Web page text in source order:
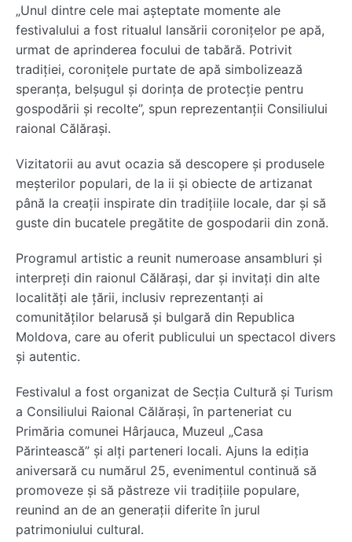
„Unul dintre cele mai așteptate momente ale
festivalului a fost ritualul lansării coronițelor pe apă,
urmat de aprinderea focului de tabără. Potrivit
tradiției, coronițele purtate de apă simbolizează
speranța, belșugul și dorința de protecție pentru
gospodării și recolte”, spun reprezentanții Consiliului
raional Călărași.
Vizitatorii au avut ocazia să descopere și produsele
meșterilor populari, de la ii și obiecte de artizanat
până la creații inspirate din tradițiile locale, dar și să
guste din bucatele pregătite de gospodarii din zonă.
Programul artistic a reunit numeroase ansambluri și
interpreți din raionul Călărași, dar și invitați din alte
localități ale țării, inclusiv reprezentanți ai
comunităților belarusă și bulgară din Republica
Moldova, care au oferit publicului un spectacol divers
și autentic.
Festivalul a fost organizat de Secția Cultură și Turism
a Consiliului Raional Călărași, în parteneriat cu
Primăria comunei Hârjauca, Muzeul „Casa
Părintească” și alți parteneri locali. Ajuns la ediția
aniversară cu numărul 25, evenimentul continuă să
promoveze și să păstreze vii tradițiile populare,
reunind an de an generații diferite în jurul
patrimoniului cultural.